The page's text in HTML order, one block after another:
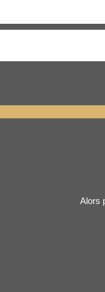
Alors